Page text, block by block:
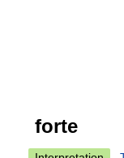
forte